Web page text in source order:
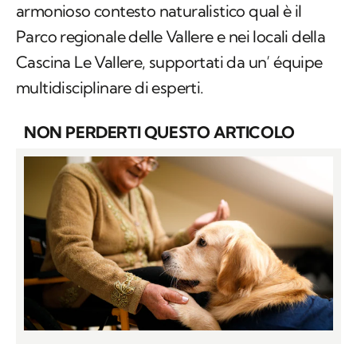
armonioso contesto naturalistico qual è il
Parco regionale delle Vallere e nei locali della
Cascina Le Vallere, supportati da un’ équipe
multidisciplinare di esperti.
NON PERDERTI QUESTO ARTICOLO